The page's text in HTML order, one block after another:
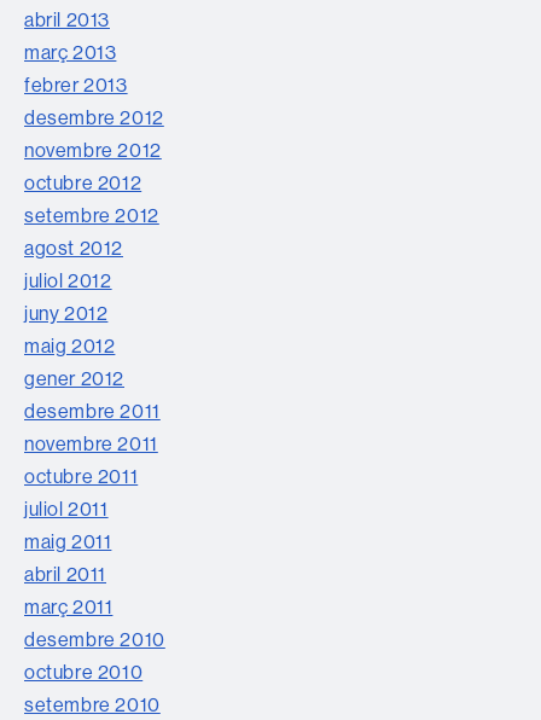
abril 2013
març 2013
febrer 2013
desembre 2012
novembre 2012
octubre 2012
setembre 2012
agost 2012
juliol 2012
juny 2012
maig 2012
gener 2012
desembre 2011
novembre 2011
octubre 2011
juliol 2011
maig 2011
abril 2011
març 2011
desembre 2010
octubre 2010
setembre 2010